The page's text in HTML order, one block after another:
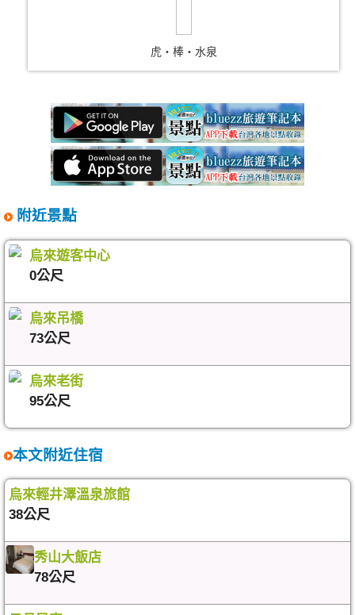
虎‧棒‧水泉
附近景點
烏來遊客中心
0公尺
烏來吊橋
73公尺
烏來老街
95公尺
本文附近住宿
烏來輕井澤溫泉旅館
38公尺
秀山大飯店
78公尺